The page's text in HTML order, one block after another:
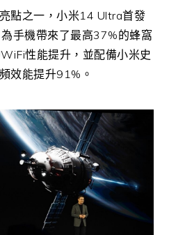
點之一，小米14 Ultra首發
手機帶來了最高37%的蜂窩
性能提升，並配備小米史
效能提升91%。